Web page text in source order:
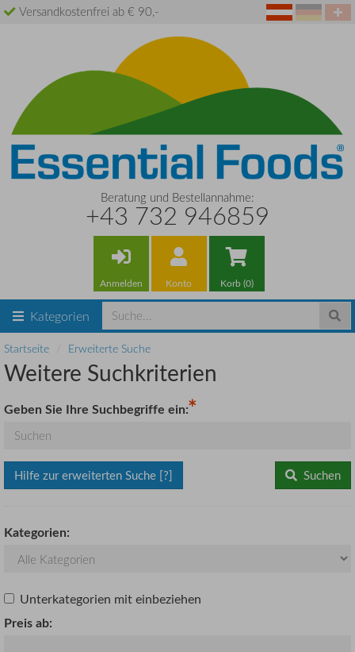
Versandkostenfrei ab € 90,-
Beratung und Bestellannahme:
+43 732 946859
Anmelden Konto Korb (0)
Kategorien
Startseite Erweiterte Suche
Weitere Suchkriterien
Geben Sie Ihre Suchbegriffe ein:
Hilfe zur erweiterten Suche [?] Suchen
Kategorien:
Unterkategorien mit einbeziehen
Preis ab: